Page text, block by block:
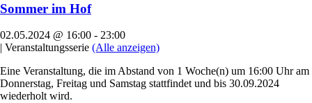
Sommer im Hof
02.05.2024 @ 16:00 - 23:00
| Veranstaltungsserie (Alle anzeigen)
Eine Veranstaltung, die im Abstand von 1 Woche(n) um 16:00 Uhr am
Donnerstag, Freitag und Samstag stattfindet und bis 30.09.2024
wiederholt wird.